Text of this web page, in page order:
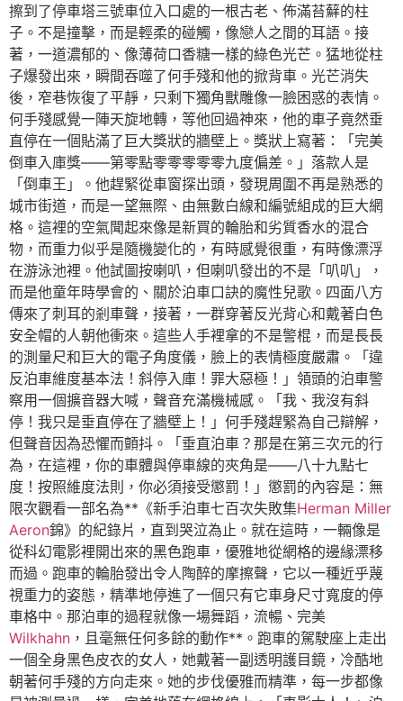
擦到了停車塔三號車位入口處的一根古老、佈滿苔蘚的柱
子。不是撞擊，而是輕柔的碰觸，像戀人之間的耳語。接
著，一道濃郁的、像薄荷口香糖一樣的綠色光芒。猛地從柱
子爆發出來，瞬間吞噬了何手殘和他的掀背車。光芒消失
後，窄巷恢復了平靜，只剩下獨角獸雕像一臉困惑的表情。
何手殘感覺一陣天旋地轉，等他回過神來，他的車子竟然垂
直停在一個貼滿了巨大獎狀的牆壁上。獎狀上寫著：「完美
倒車入庫獎——第零點零零零零零九度偏差。」落款人是
「倒車王」。他趕緊從車窗探出頭，發現周圍不再是熟悉的
城市街道，而是一望無際、由無數白線和編號組成的巨大網
格。這裡的空氣聞起來像是新買的輪胎和劣質香水的混合
物，而重力似乎是隨機變化的，有時感覺很重，有時像漂浮
在游泳池裡。他試圖按喇叭，但喇叭發出的不是「叭叭」，
而是他童年時學會的、關於泊車口訣的魔性兒歌。四面八方
傳來了刺耳的剎車聲，接著，一群穿著反光背心和戴著白色
安全帽的人朝他衝來。這些人手裡拿的不是警棍，而是長長
的測量尺和巨大的電子角度儀，臉上的表情極度嚴肅。「違
反泊車維度基本法！斜停入庫！罪大惡極！」領頭的泊車警
察用一個擴音器大喊，聲音充滿機械感。「我、我沒有斜
停！我只是垂直停在了牆壁上！」何手殘趕緊為自己辯解，
但聲音因為恐懼而顫抖。「垂直泊車？那是在第三次元的行
為，在這裡，你的車體與停車線的夾角是——八十九點七
度！按照維度法則，你必須接受懲罰！」懲罰的內容是：無
限次觀看一部名為**《新手泊車七百次失敗集Herman Miller
Aeron錦》的紀錄片，直到哭泣為止。就在這時，一輛像是
從科幻電影裡開出來的黑色跑車，優雅地從網格的邊緣漂移
而過。跑車的輪胎發出令人陶醉的摩擦聲，它以一種近乎蔑
視重力的姿態，精準地停進了一個只有它車身尺寸寬度的停
車格中。那泊車的過程就像一場舞蹈，流暢、完美
Wilkhahn ，且毫無任何多餘的動作**。跑車的駕駛座上走出
一個全身黑色皮衣的女人，她戴著一副透明護目鏡，冷酷地
朝著何手殘的方向走來。她的步伐優雅而精準，每一步都像